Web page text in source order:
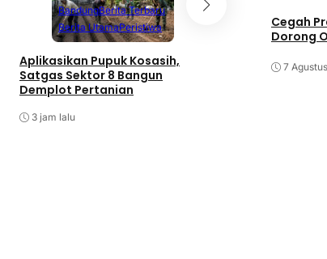
BandungBerita Terbaru
Berita UtamaPeristiwa
Aplikasikan Pupuk Kosasih,
Satgas Sektor 8 Bangun
Demplot Pertanian
3 jam lalu
Cegah
Dorong
7